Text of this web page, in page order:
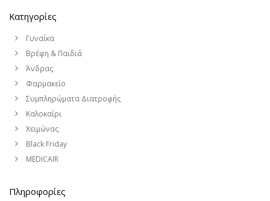
Κατηγορίες
Γυναίκα
Βρέφη & Παιδιά
Άνδρας
Φαρμακείο
Συμπληρώματα Διατροφής
Καλοκαίρι
Χειμώνας
Black Friday
MEDICAIR
Πληροφορίες